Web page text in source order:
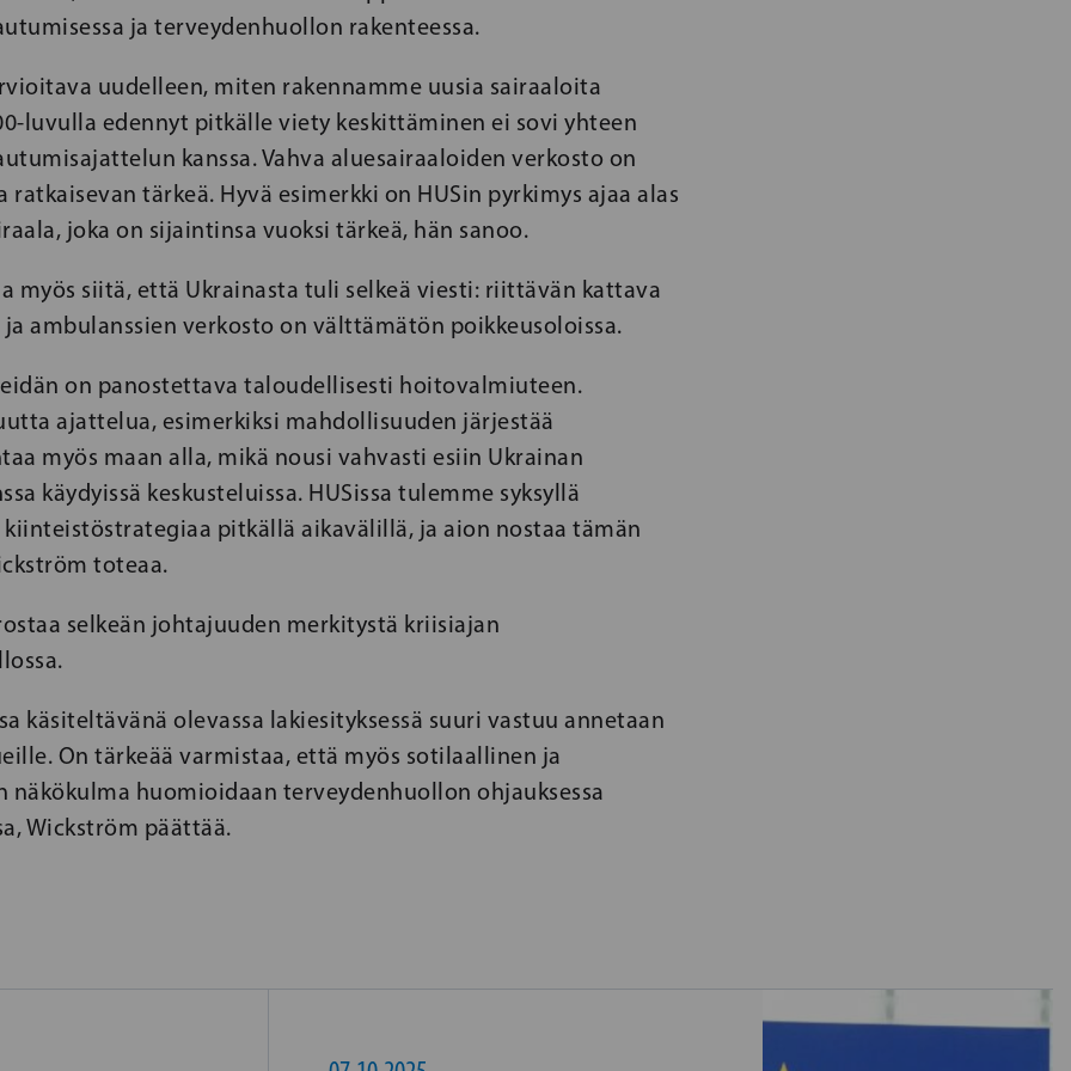
ja terveydenhuollon rakenteessa.
uudelleen, miten rakennamme uusia sairaaloita
luvulla edennyt pitkälle viety keskittäminen ei sovi yhteen
kanssa. Vahva aluesairaaloiden verkosto on
tärkeä. Hyvä esimerkki on HUSin pyrkimys ajaa alas
joka on sijaintinsa vuoksi tärkeä, hän sanoo.
myös siitä, että Ukrainasta tuli selkeä viesti: riittävän kattava
ambulanssien verkosto on välttämätön poikkeusoloissa.
on panostettava taloudellisesti hoitovalmiuteen.
ajattelua, esimerkiksi mahdollisuuden järjestää
myös maan alla, mikä nousi vahvasti esiin Ukrainan
käydyissä keskusteluissa. HUSissa tulemme syksyllä
pitkällä aikavälillä, ja aion nostaa tämän
toteaa.
selkeän johtajuuden merkitystä kriisiajan
käsiteltävänä olevassa lakiesityksessä suuri vastuu annetaan
On tärkeää varmistaa, että myös sotilaallinen ja
näkökulma huomioidaan terveydenhuollon ohjauksessa
Wickström päättää.